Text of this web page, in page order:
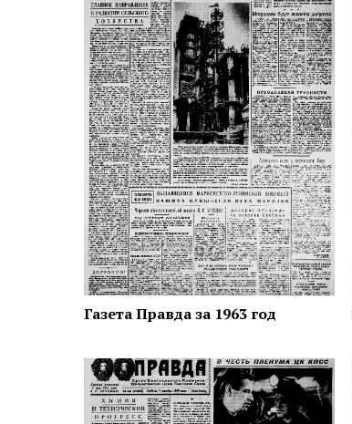
Газета Правда за 1963 год